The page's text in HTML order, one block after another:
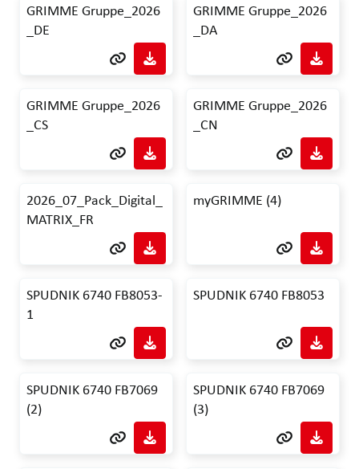
GRIMME Gruppe_2026
_DE
GRIMME Gruppe_2026
_DA
GRIMME Gruppe_2026
_CS
GRIMME Gruppe_2026
_CN
2026_07_Pack_Digital_
MATRIX_FR
myGRIMME (4)
SPUDNIK 6740 FB8053-
1
SPUDNIK 6740 FB8053
SPUDNIK 6740 FB7069
(2)
SPUDNIK 6740 FB7069
(3)